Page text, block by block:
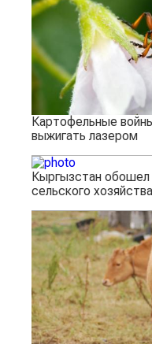
Картофельные
выжигать лазером
Кыргызстан
сельского хозяйства